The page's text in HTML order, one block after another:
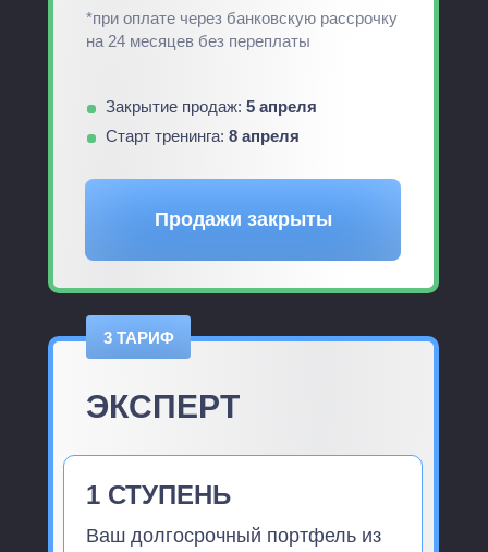
*при оплате через банковскую рассрочку
на 24 месяцев без переплаты
Продажи закрыты
Старт тренинга: 8 апреля
Закрытие продаж: 5 апреля
ЭКСПЕРТ
1 СТУПЕНЬ
Ваш долгосрочный портфель из
3 ТАРИФ